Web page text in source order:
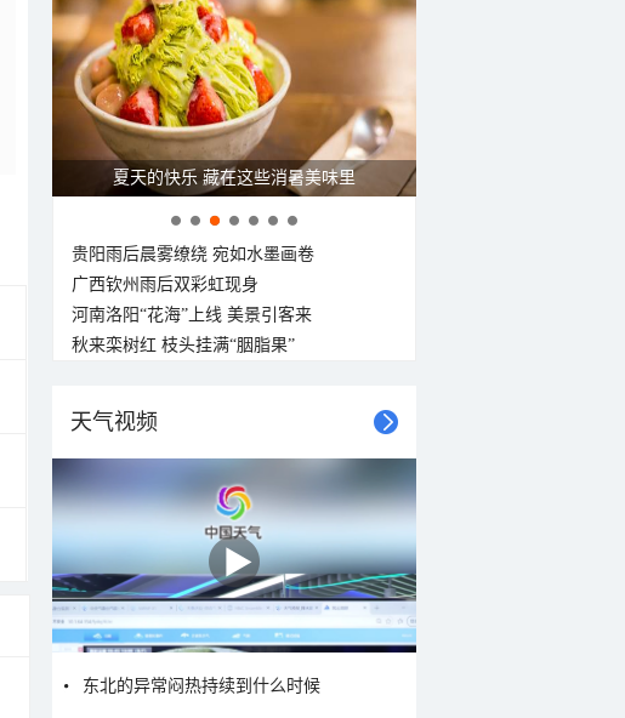
夏天的快乐 藏在这些消暑美味里
贵阳雨后晨雾缭绕 宛如水墨画卷
广西钦州雨后双彩虹现身
河南洛阳“花海”上线 美景引客来
秋来栾树红 枝头挂满“胭脂果”
天气视频
东北的异常闷热持续到什么时候